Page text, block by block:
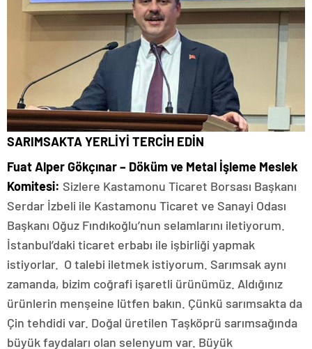
SARIMSAKTA YERLİYİ TERCİH EDİN
Fuat Alper Gökçınar – Döküm ve Metal İşleme Meslek
Komitesi: Sizlere Kastamonu Ticaret Borsası Başkanı
Serdar İzbeli ile Kastamonu Ticaret ve Sanayi Odası
Başkanı Oğuz Fındıkoğlu’nun selamlarını iletiyorum.
İstanbul’daki ticaret erbabı ile işbirliği yapmak
istiyorlar. O talebi iletmek istiyorum. Sarımsak aynı
zamanda, bizim coğrafi işaretli ürünümüz. Aldığınız
ürünlerin menşeine lütfen bakın. Çünkü sarımsakta da
Çin tehdidi var. Doğal üretilen Taşköprü sarımsağında
büyük faydaları olan selenyum var. Büyük